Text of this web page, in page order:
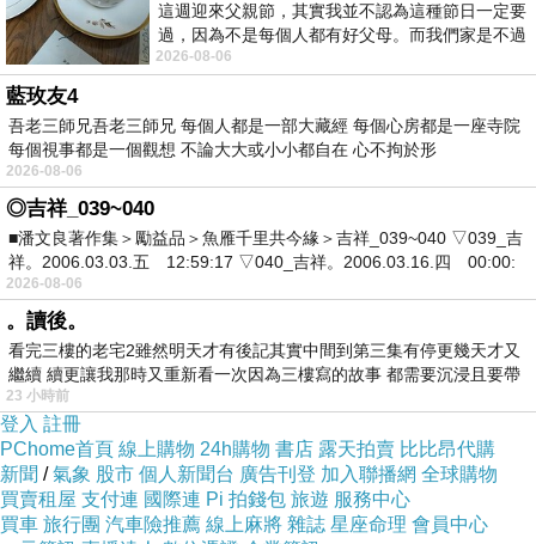
這週迎來父親節，其實我並不認為這種節日一定要
過，因為不是每個人都有好父母。而我們家是不過
節的，平時也沒什麼儀式感，生活趨近冷
2026-08-06
藍玫友4
吾老三師兄吾老三師兄 每個人都是一部大藏經 每個心房都是一座寺院
每個視事都是一個觀想 不論大大或小小都自在 心不拘於形
2026-08-06
◎吉祥_039~040
■潘文良著作集＞勵益品＞魚雁千里共今緣＞吉祥_039~040 ▽039_吉
祥。2006.03.03.五 12:59:17 ▽040_吉祥。2006.03.16.四 00:00:
2026-08-06
。讀後。
看完三樓的老宅2雖然明天才有後記其實中間到第三集有停更幾天才又
繼續 續更讓我那時又重新看一次因為三樓寫的故事 都需要沉浸且要帶
有
23 小時前
登入 註冊
PChome首頁 線上購物 24h購物 書店 露天拍賣 比比昂代購
新聞 /氣象 股市 個人新聞台 廣告刊登 加入聯播網 全球購物
買賣租屋 支付連 國際連 Pi 拍錢包 旅遊 服務中心
買車 旅行團 汽車險推薦 線上麻將 雜誌 星座命理 會員中心